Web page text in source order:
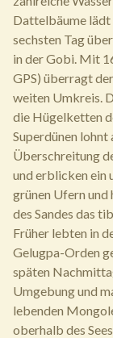
Dattelbäume lädt
sechsten Tag
in der Gobi. Mit
GPS) überragt
weiten Umkreis.
die Hügelketten
Superdünen
Überschreitung
und erblicken ein
grünen Ufern
des Sandes das
Früher lebten in
Gelugpa-Orden
späten
Umgebung und
lebenden
oberhalb des